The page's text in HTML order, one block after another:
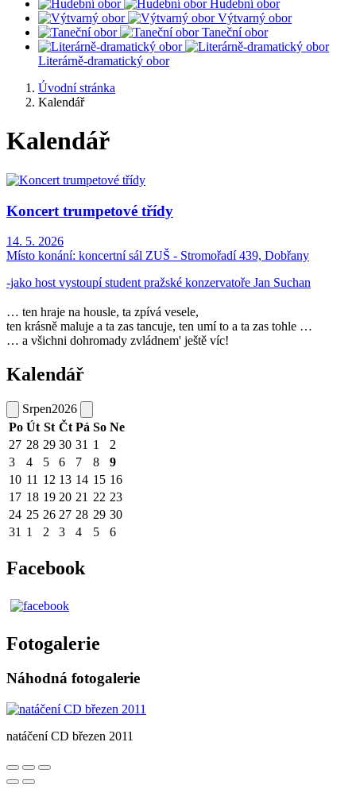
Hudební obor
Výtvarný obor
Taneční obor
Literárně-dramatický obor
Úvodní stránka
Kalendář
Kalendář
Koncert trumpetové třídy
14. 5. 2026
Místo konání: koncertní sál ZUŠ - Stromořadí 439, Dobřany
-jako host vystoupí student pražské konzervatoře Jan Suchan
… ten hraje na housle, ta zpívá vesele,
ten krásně maluje a ta zas tancuje, ten umí to a ta zas tohle …
… a všichni dohromady zvládnem' ještě víc!
Kalendář
Srpen2026
Po Út St Čt Pá So Ne
27 28 29 30 31 1
2
3
4 5 6 7 8
9
10 11 12 13 14 15 16
17 18 19 20 21 22 23
24 25 26 27 28 29 30
31 1 2 3 4 5 6
Facebook
Fotogalerie
Náhodná fotogalerie
natáčení CD březen 2011